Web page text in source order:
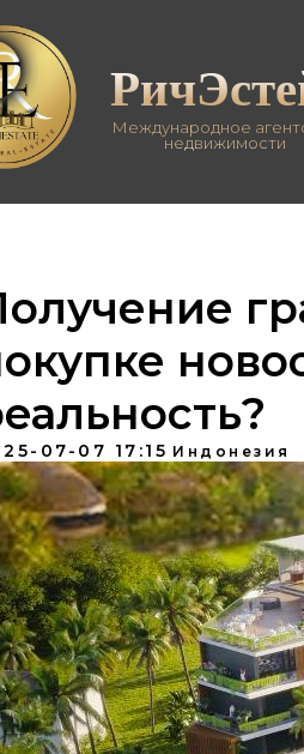
Международное
недвижимости
07-07 17:15 Индонезия